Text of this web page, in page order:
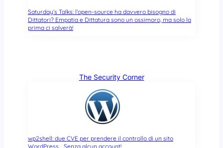
Saturday’s Talks: l’open-source ha davvero bisogno di
Dittatori? Empatia e Dittatura sono un ossimoro, ma solo la
prima ci salverà!
The Security Corner
wp2shell: due CVE per prendere il controllo di un sito
WordPress… Senza alcun account!